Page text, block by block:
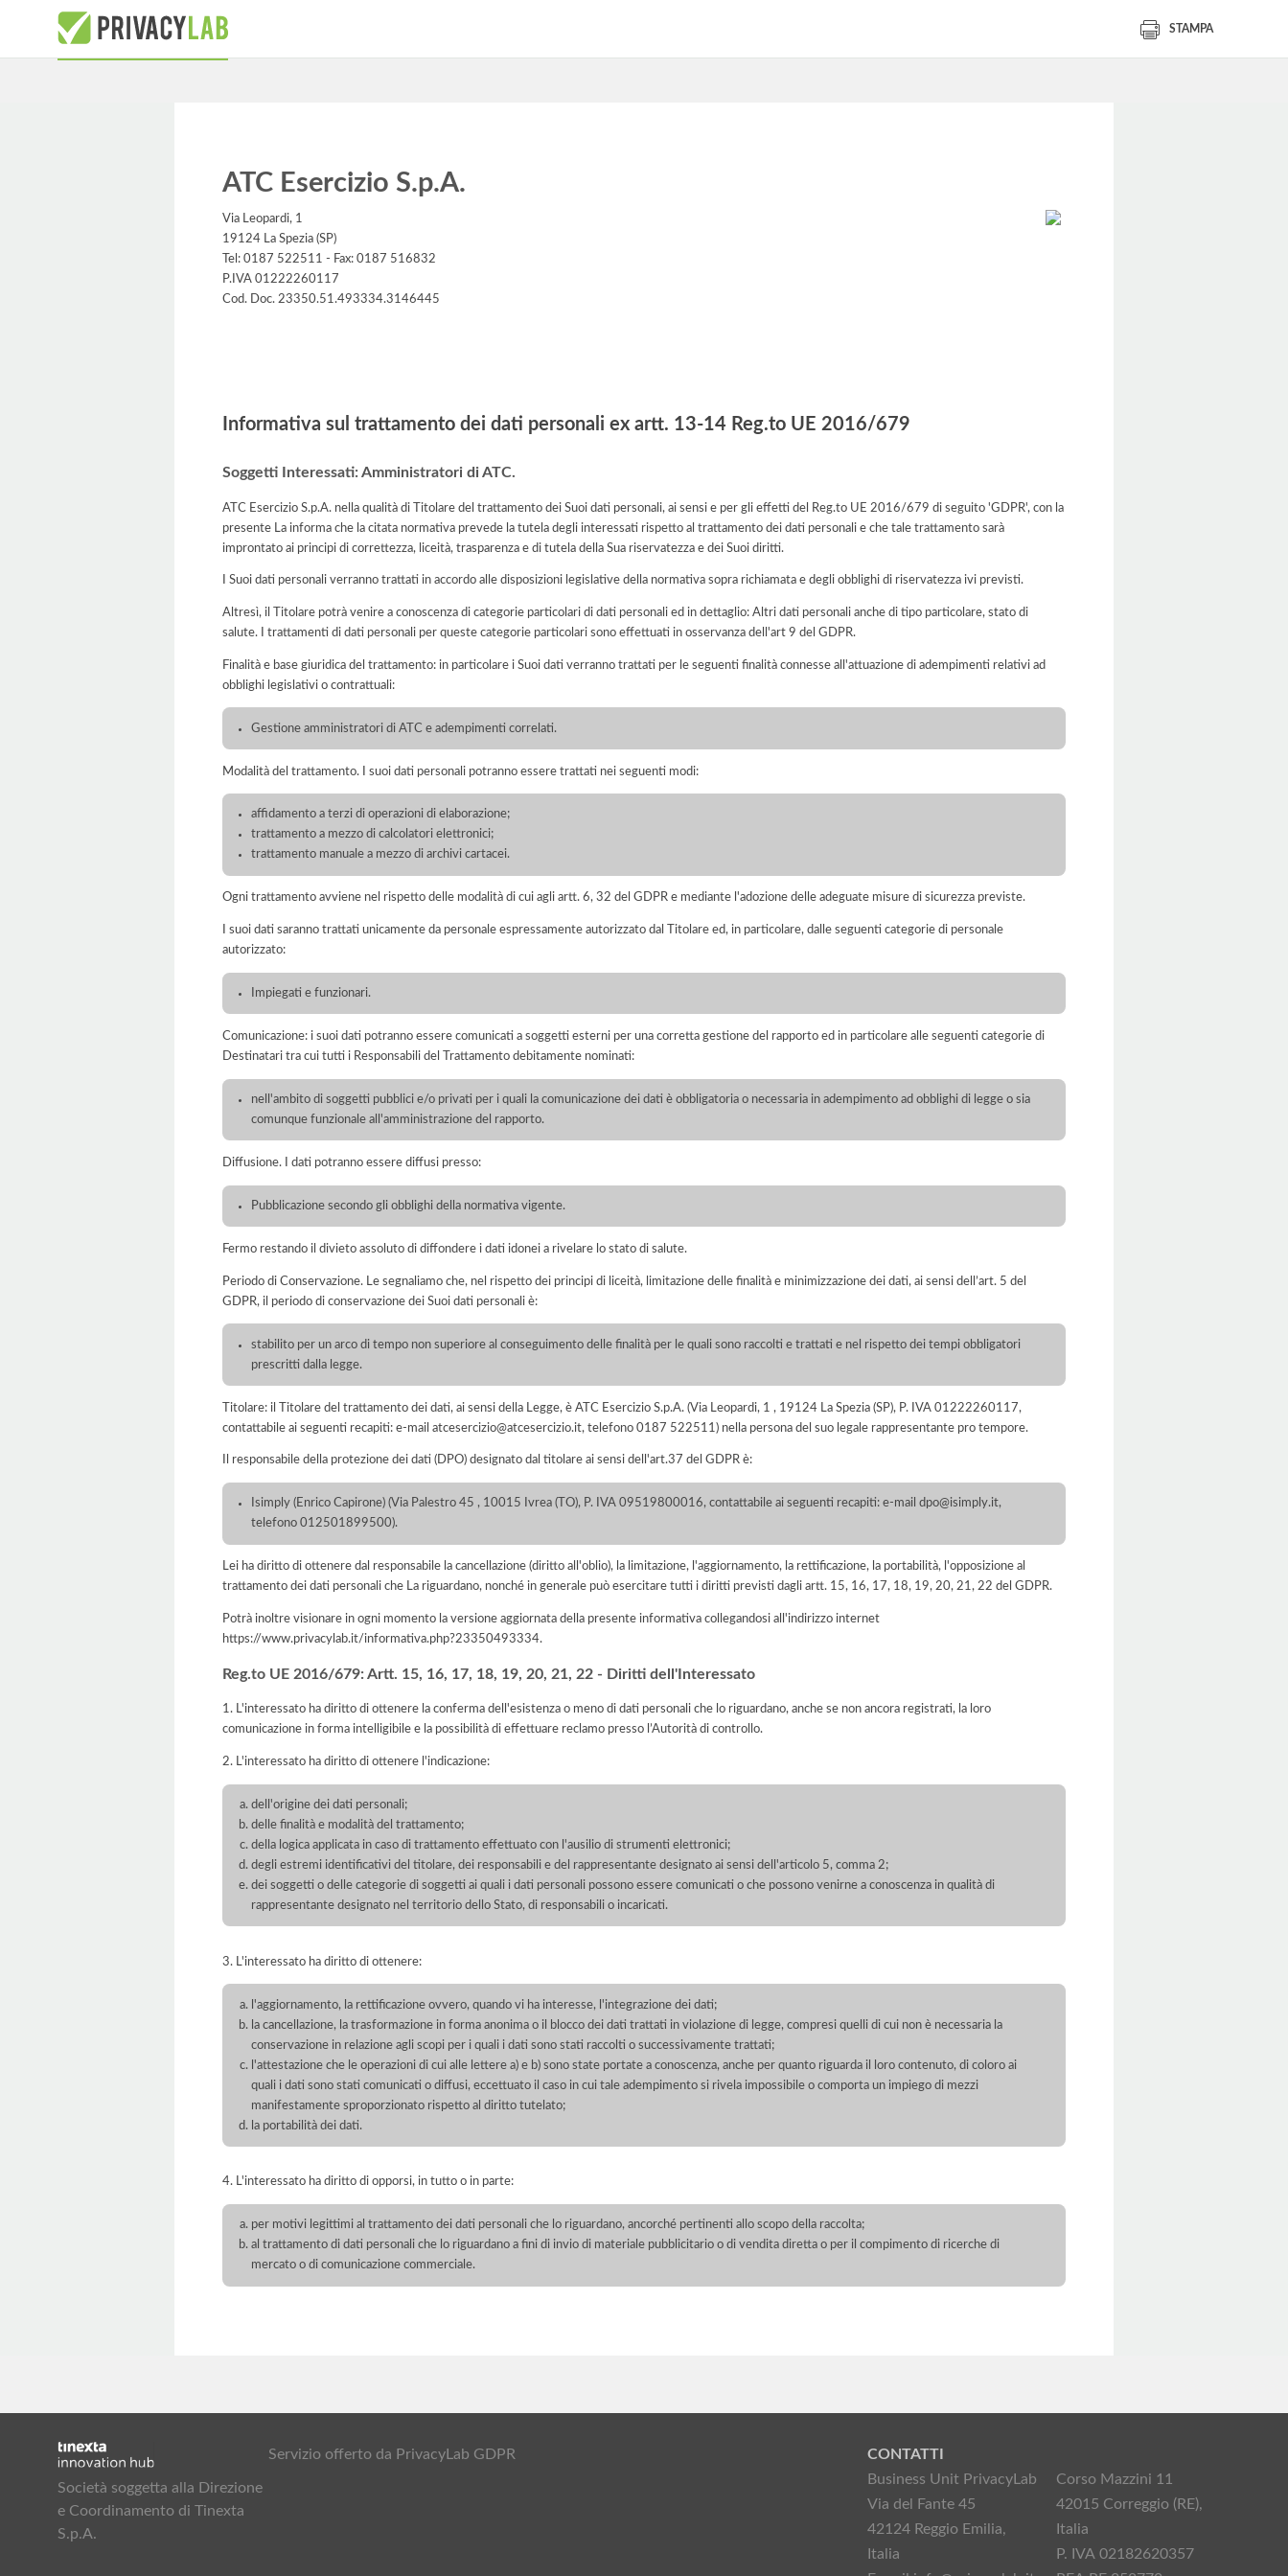
STAMPA
ATC Esercizio S.p.A.
Via Leopardi, 1
19124 La Spezia (SP)
Tel: 0187 522511 - Fax: 0187 516832
P.IVA 01222260117
Cod. Doc. 23350.51.493334.3146445
Informativa sul trattamento dei dati personali ex artt. 13-14 Reg.to UE 2016/679
Soggetti Interessati: Amministratori di ATC.
ATC Esercizio S.p.A. nella qualità di Titolare del trattamento dei Suoi dati personali, ai sensi e per gli effetti del Reg.to UE 2016/679 di seguito 'GDPR', con la
presente La informa che la citata normativa prevede la tutela degli interessati rispetto al trattamento dei dati personali e che tale trattamento sarà
improntato ai principi di correttezza, liceità, trasparenza e di tutela della Sua riservatezza e dei Suoi diritti.
I Suoi dati personali verranno trattati in accordo alle disposizioni legislative della normativa sopra richiamata e degli obblighi di riservatezza ivi previsti.
Altresì, il Titolare potrà venire a conoscenza di categorie particolari di dati personali ed in dettaglio: Altri dati personali anche di tipo particolare, stato di
salute. I trattamenti di dati personali per queste categorie particolari sono effettuati in osservanza dell'art 9 del GDPR.
Finalità e base giuridica del trattamento: in particolare i Suoi dati verranno trattati per le seguenti finalità connesse all'attuazione di adempimenti relativi ad
obblighi legislativi o contrattuali:
Gestione amministratori di ATC e adempimenti correlati.
Modalità del trattamento. I suoi dati personali potranno essere trattati nei seguenti modi:
affidamento a terzi di operazioni di elaborazione;
trattamento a mezzo di calcolatori elettronici;
trattamento manuale a mezzo di archivi cartacei.
Ogni trattamento avviene nel rispetto delle modalità di cui agli artt. 6, 32 del GDPR e mediante l'adozione delle adeguate misure di sicurezza previste.
I suoi dati saranno trattati unicamente da personale espressamente autorizzato dal Titolare ed, in particolare, dalle seguenti categorie di personale
autorizzato:
Impiegati e funzionari.
Comunicazione: i suoi dati potranno essere comunicati a soggetti esterni per una corretta gestione del rapporto ed in particolare alle seguenti categorie di
Destinatari tra cui tutti i Responsabili del Trattamento debitamente nominati:
nell'ambito di soggetti pubblici e/o privati per i quali la comunicazione dei dati è obbligatoria o necessaria in adempimento ad obblighi di legge o sia
comunque funzionale all'amministrazione del rapporto.
Diffusione. I dati potranno essere diffusi presso:
Pubblicazione secondo gli obblighi della normativa vigente.
Fermo restando il divieto assoluto di diffondere i dati idonei a rivelare lo stato di salute.
Periodo di Conservazione. Le segnaliamo che, nel rispetto dei principi di liceità, limitazione delle finalità e minimizzazione dei dati, ai sensi dell’art. 5 del
GDPR, il periodo di conservazione dei Suoi dati personali è:
stabilito per un arco di tempo non superiore al conseguimento delle finalità per le quali sono raccolti e trattati e nel rispetto dei tempi obbligatori
prescritti dalla legge.
Titolare: il Titolare del trattamento dei dati, ai sensi della Legge, è ATC Esercizio S.p.A. (Via Leopardi, 1 , 19124 La Spezia (SP), P. IVA 01222260117,
contattabile ai seguenti recapiti: e-mail atcesercizio@atcesercizio.it, telefono 0187 522511) nella persona del suo legale rappresentante pro tempore.
Il responsabile della protezione dei dati (DPO) designato dal titolare ai sensi dell'art.37 del GDPR è:
Isimply (Enrico Capirone) (Via Palestro 45 , 10015 Ivrea (TO), P. IVA 09519800016, contattabile ai seguenti recapiti: e-mail dpo@isimply.it,
telefono 012501899500).
Lei ha diritto di ottenere dal responsabile la cancellazione (diritto all'oblio), la limitazione, l'aggiornamento, la rettificazione, la portabilità, l'opposizione al
trattamento dei dati personali che La riguardano, nonché in generale può esercitare tutti i diritti previsti dagli artt. 15, 16, 17, 18, 19, 20, 21, 22 del GDPR.
Potrà inoltre visionare in ogni momento la versione aggiornata della presente informativa collegandosi all'indirizzo internet
https://www.privacylab.it/informativa.php?23350493334.
Reg.to UE 2016/679: Artt. 15, 16, 17, 18, 19, 20, 21, 22 - Diritti dell'Interessato
1. L'interessato ha diritto di ottenere la conferma dell'esistenza o meno di dati personali che lo riguardano, anche se non ancora registrati, la loro
comunicazione in forma intelligibile e la possibilità di effettuare reclamo presso l’Autorità di controllo.
2. L'interessato ha diritto di ottenere l'indicazione:
dell'origine dei dati personali;
delle finalità e modalità del trattamento;
della logica applicata in caso di trattamento effettuato con l'ausilio di strumenti elettronici;
degli estremi identificativi del titolare, dei responsabili e del rappresentante designato ai sensi dell'articolo 5, comma 2;
dei soggetti o delle categorie di soggetti ai quali i dati personali possono essere comunicati o che possono venirne a conoscenza in qualità di
rappresentante designato nel territorio dello Stato, di responsabili o incaricati.
3. L'interessato ha diritto di ottenere:
l'aggiornamento, la rettificazione ovvero, quando vi ha interesse, l'integrazione dei dati;
la cancellazione, la trasformazione in forma anonima o il blocco dei dati trattati in violazione di legge, compresi quelli di cui non è necessaria la
conservazione in relazione agli scopi per i quali i dati sono stati raccolti o successivamente trattati;
l'attestazione che le operazioni di cui alle lettere a) e b) sono state portate a conoscenza, anche per quanto riguarda il loro contenuto, di coloro ai
quali i dati sono stati comunicati o diffusi, eccettuato il caso in cui tale adempimento si rivela impossibile o comporta un impiego di mezzi
manifestamente sproporzionato rispetto al diritto tutelato;
la portabilità dei dati.
4. L'interessato ha diritto di opporsi, in tutto o in parte:
per motivi legittimi al trattamento dei dati personali che lo riguardano, ancorché pertinenti allo scopo della raccolta;
al trattamento di dati personali che lo riguardano a fini di invio di materiale pubblicitario o di vendita diretta o per il compimento di ricerche di
mercato o di comunicazione commerciale.
Società soggetta alla Direzione
e Coordinamento di Tinexta
S.p.A.
Servizio offerto da PrivacyLab GDPR
CONTATTI
Business Unit PrivacyLab
Via del Fante 45
42124 Reggio Emilia,
Italia
Corso Mazzini 11
42015 Correggio (RE),
Italia
P. IVA 02182620357